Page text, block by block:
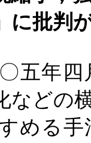
に批判
五年
などの
める